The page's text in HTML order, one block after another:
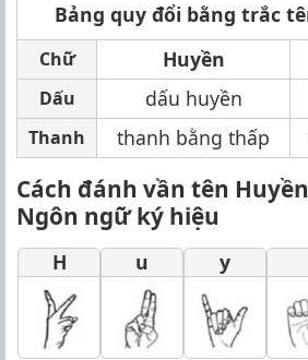
Bảng quy đổi bằng trắc
Chữ Huyền
Dấu dấu huyền
Thanh thanh bằng thấp
Cách đánh vần tên
Ngôn ngữ ký hiệu
H u y